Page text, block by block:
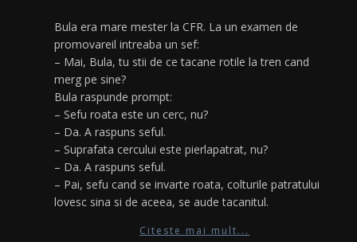
Bula era mare mester la CFR. La un examen de
promovareil intreaba un sef:
– Mai, Bula, tu stii de ce tacane rotile la tren cand
merg pe sine?
Bula raspunde prompt:
– Sefu roata este un cerc, nu?
– Da. A raspuns seful.
– Suprafata cercului este pierlapatrat, nu?
– Da. A raspuns seful.
– Pai, sefu cand se invarte roata, colturile patratului
lovesc sina si de aceea, se aude tacanitul.
Citeste mai mult...